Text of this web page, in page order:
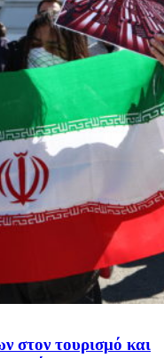
στον τουρισμό και